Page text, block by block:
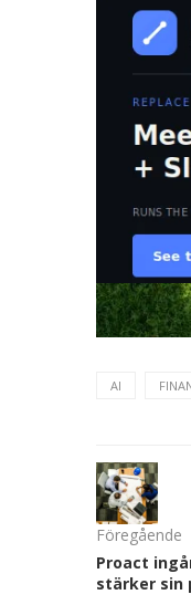
AI
Föregående
Proact
stärker sin